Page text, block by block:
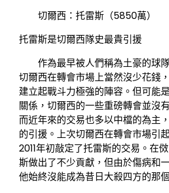
切爾西：托雷斯（5850萬）
托雷斯是切爾西隊史最貴引援
作為最早被人們稱為土豪的球
切爾西在轉會市場上當然沒少花錢
建立起戰斗力極強的陣容。但可能
關係，切爾西的一些重磅轉會並沒
而近年來的交易也多以中檔的為主
的引援。上次切爾西在轉會市場引
2011年初敲定了托雷斯的交易。在
斯做出了不少貢獻，但由於傷病和
他始終沒能成為昔日大殺四方的那